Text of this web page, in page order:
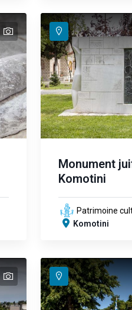
text
Monument
Komotini
Patrimoine
Komotini
text